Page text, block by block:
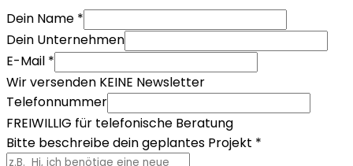
Dein Name *
Dein Unternehmen
E-Mail *
Wir versenden KEINE Newsletter
Telefonnummer
FREIWILLIG für telefonische Beratung
Bitte beschreibe dein geplantes Projekt *